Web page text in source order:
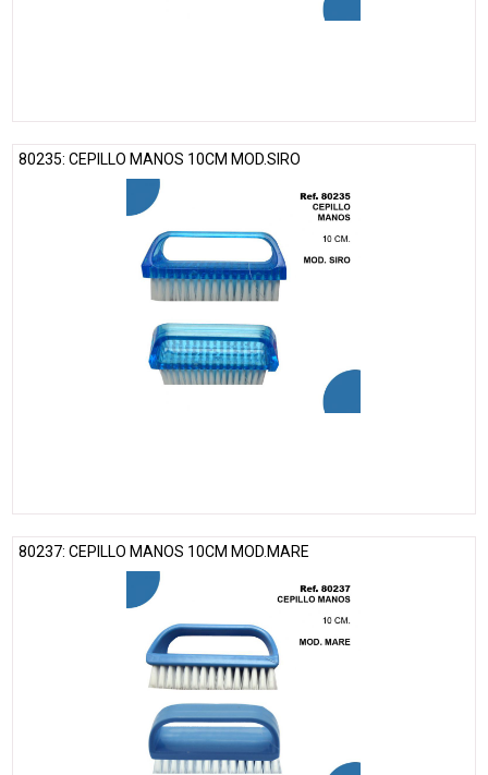
80235: CEPILLO MANOS 10CM MOD.SIRO
80237: CEPILLO MANOS 10CM MOD.MARE